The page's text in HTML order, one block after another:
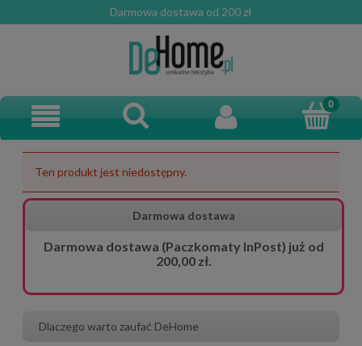
Darmowa dostawa od 200 zł
Ten produkt jest niedostępny.
Darmowa dostawa
Darmowa dostawa (Paczkomaty InPost) już od
200,00 zł.
Dlaczego warto zaufać DeHome